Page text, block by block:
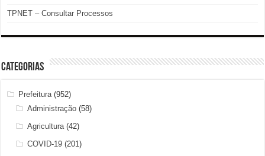
TPNET – Consultar Processos
Categorias
Prefeitura (952)
Administração (58)
Agricultura (42)
COVID-19 (201)